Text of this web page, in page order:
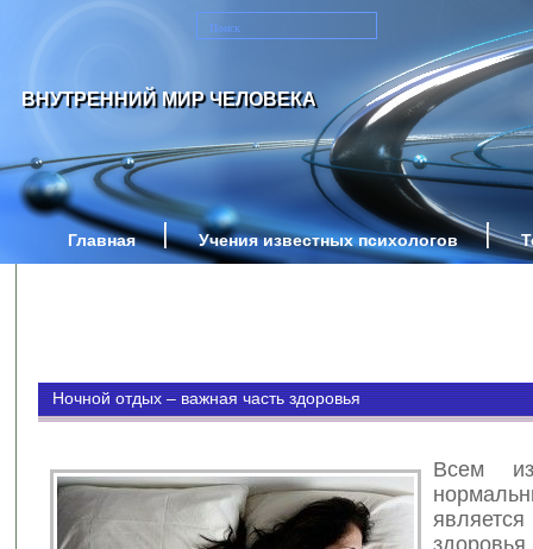
ВНУТРЕННИЙ МИР ЧЕЛОВЕКА
Главная Учения известных психологов
Ночной отдых – важная часть здоровья
Всем